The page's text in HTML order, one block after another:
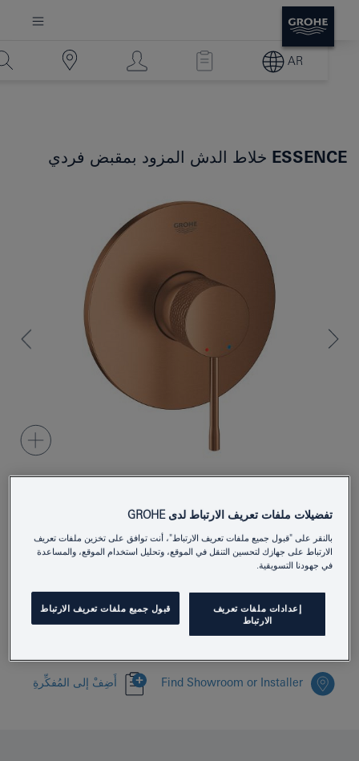
AR
ESSENCE خلاط الدش المزود بمقبض فردي
Product Number
EAN
4067393107880
Download specification
Find Showroom or Installer أَضِفْ إلى المُفكِّرةِ
تفضيلات ملفات تعريف الارتباط لدى GROHE
بالنقر على "قبول جميع ملفات تعريف الارتباط"، أنت توافق على تخزين ملفات تعريف
الارتباط على جهازك لتحسين التنقل في الموقع، وتحليل استخدام الموقع، والمساعدة
في جهودنا التسويقية.
إعدادات ملفات تعريف
الارتباط
قبول جميع ملفات تعريف الارتباط